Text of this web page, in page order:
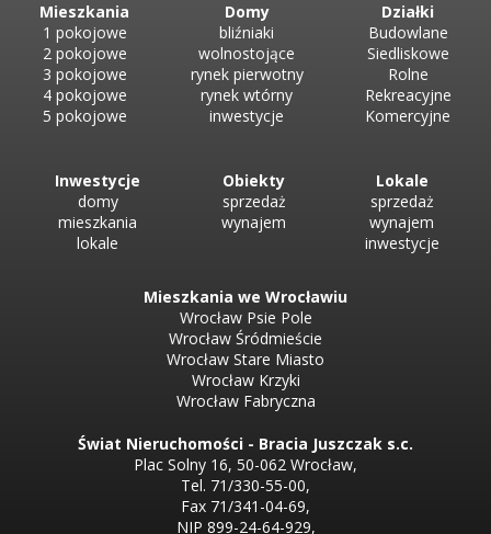
mieszkania to, duży przedpokój połączony z salonem 2 sypialnie,
kuchnia, łaz...
Mieszkania
1 pokojowe
2 pokojowe
3 pokojowe
4 pokojowe
5 pokojowe
Domy
bliźniaki
wolnostojące
rynek pierwotny
rynek wtórny
inwestycje
Działki
Budowlane
Siedliskowe
Rolne
Rekreacyjne
Komercyjne
Inwestycje
domy
mieszkania
lokale
Obiekty
sprzedaż
wynajem
Lokale
sprzedaż
wynajem
inwestycje
Mieszkania we Wrocławiu
Wrocław Psie Pole
Wrocław Śródmieście
Wrocław Stare Miasto
Wrocław Krzyki
Wrocław Fabryczna
Świat Nieruchomości - Bracia Juszczak s.c.
Plac Solny 16, 50-062 Wrocław,
Tel. 71/330-55-00,
Fax 71/341-04-69,
NIP 899-24-64-929,